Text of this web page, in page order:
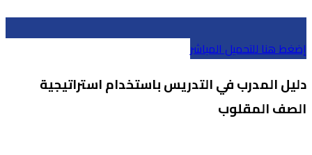
إضغط هنا للتحميل المباشر
دليل المدرب في التدريس باستخدام استراتيجية
الصف المقلوب